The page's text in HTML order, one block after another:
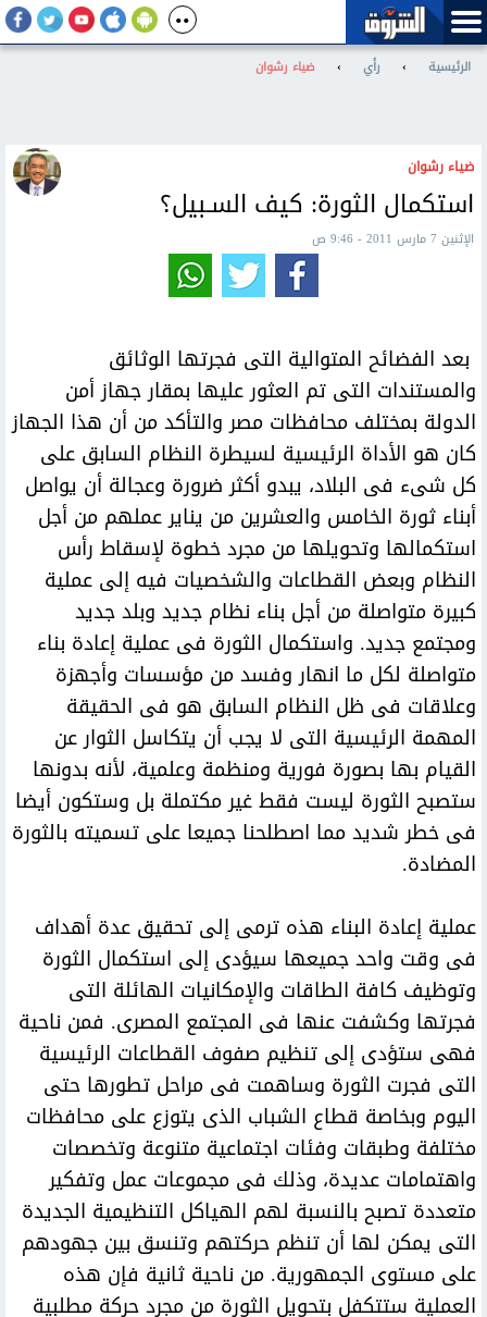
الرئيسية › رأي › ضياء رشوان
ضياء رشوان
استكمال الثورة: كيف السـبيل؟
الإثنين 7 مارس 2011 - 9:46 ص
بعد الفضائح المتوالية التى فجرتها الوثائق
والمستندات التى تم العثور عليها بمقار جهاز أمن
الدولة بمختلف محافظات مصر والتأكد من أن هذا الجهاز
كان هو الأداة الرئيسية لسيطرة النظام السابق على
كل شىء فى البلاد، يبدو أكثر ضرورة وعجالة أن يواصل
أبناء ثورة الخامس والعشرين من يناير عملهم من أجل
استكمالها وتحويلها من مجرد خطوة لإسقاط رأس
النظام وبعض القطاعات والشخصيات فيه إلى عملية
كبيرة متواصلة من أجل بناء نظام جديد وبلد جديد
ومجتمع جديد. واستكمال الثورة فى عملية إعادة بناء
متواصلة لكل ما انهار وفسد من مؤسسات وأجهزة
وعلاقات فى ظل النظام السابق هو فى الحقيقة
المهمة الرئيسية التى لا يجب أن يتكاسل الثوار عن
القيام بها بصورة فورية ومنظمة وعلمية، لأنه بدونها
ستصبح الثورة ليست فقط غير مكتملة بل وستكون أيضا
فى خطر شديد مما اصطلحنا جميعا على تسميته بالثورة
المضادة.
عملية إعادة البناء هذه ترمى إلى تحقيق عدة أهداف
فى وقت واحد جميعها سيؤدى إلى استكمال الثورة
وتوظيف كافة الطاقات والإمكانيات الهائلة التى
فجرتها وكشفت عنها فى المجتمع المصرى. فمن ناحية
فهى ستؤدى إلى تنظيم صفوف القطاعات الرئيسية
التى فجرت الثورة وساهمت فى مراحل تطورها حتى
اليوم وبخاصة قطاع الشباب الذى يتوزع على محافظات
مختلفة وطبقات وفئات اجتماعية متنوعة وتخصصات
واهتمامات عديدة، وذلك فى مجموعات عمل وتفكير
متعددة تصبح بالنسبة لهم الهياكل التنظيمية الجديدة
التى يمكن لها أن تنظم حركتهم وتنسق بين جهودهم
على مستوى الجمهورية. من ناحية ثانية فإن هذه
العملية ستتكفل بتحويل الثورة من مجرد حركة مطلبية